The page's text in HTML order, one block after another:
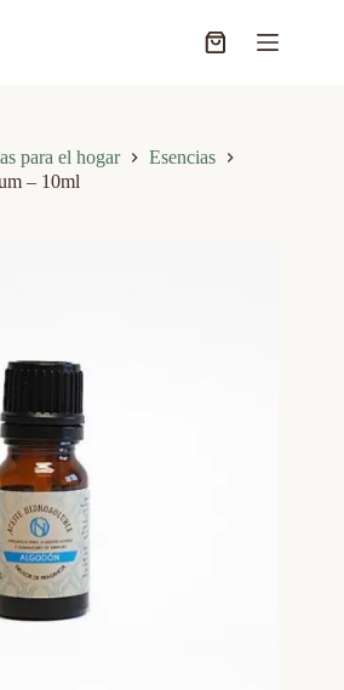
Carro
para el hogar
Esencias
– 10ml